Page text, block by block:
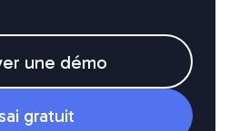
une démo
gratuit